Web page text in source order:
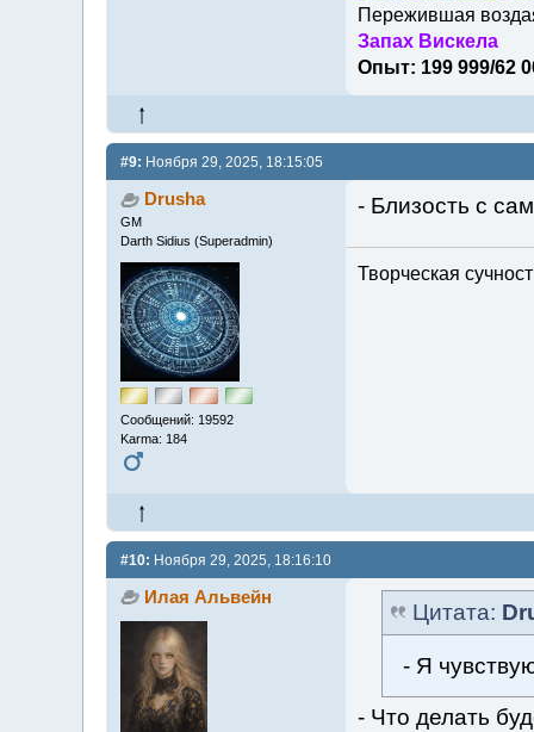
Пережившая
Запах Вискела
Опыт: 199 999/62
#9: Ноября 29, 2025, 18:15:05
Drusha
GM
Darth Sidius (Superadmin)
Сообщений: 19592
Karma: 184
- Близость с
Творческая
#10: Ноября 29, 2025, 18:16:10
Илая Альвейн
Цитата:
- Я
- Что делать